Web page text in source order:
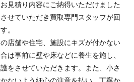
見積り内容にご納得いただけました
せていただき買取専門スタッフが回
。
店舗や住宅、施設にキズが付かない
は事前に壁や床などに養生を施し、
をさせていただきます。また、小さ